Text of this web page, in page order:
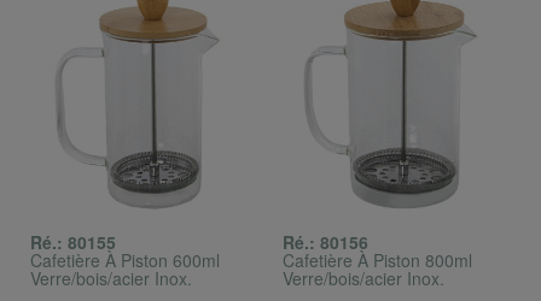
Ré.: 80155
Cafetière À Piston 600ml
Verre/bois/acier Inox.
Ré.: 80156
Cafetière À Piston 800ml
Verre/bois/acier Inox.